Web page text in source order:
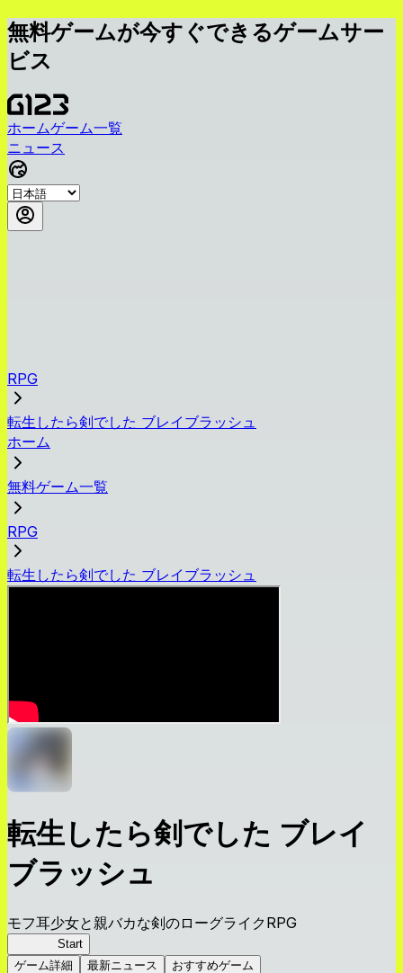
無料ゲームが今すぐできるゲームサー
ビス
ホームゲーム一覧
ニュース
RPG
転生したら剣でした ブレイブラッシュ
ホーム
無料ゲーム一覧
RPG
転生したら剣でした ブレイブラッシュ
転生したら剣でした ブレイ
ブラッシュ
モフ耳少女と親バカな剣のローグライクRPG
Start
ゲーム詳細
最新ニュース おすすめゲーム